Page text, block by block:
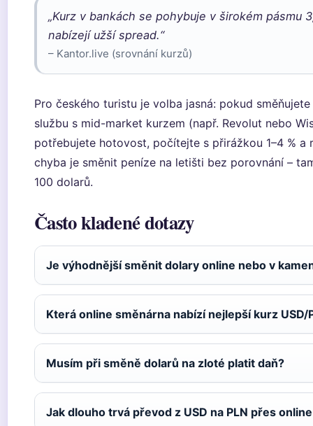
„Kurz v bankách se pohybuje v širokém pásmu
nabízejí užší spread.“
– Kantor.live (srovnání kurzů)
Pro českého turistu je volba jasná: pokud
službu s mid-market kurzem (např. Revolut nebo
potřebujete hotovost, počítejte s přirážkou 1–4 %
chyba je směnit peníze na letišti bez porovnání –
100 dolarů.
Často kladené dotazy
Je výhodnější směnit dolary online nebo v
Která online směnárna nabízí nejlepší kurz USD/
Musím při směně dolarů na zloté platit daň?
Jak dlouho trvá převod z USD na PLN přes